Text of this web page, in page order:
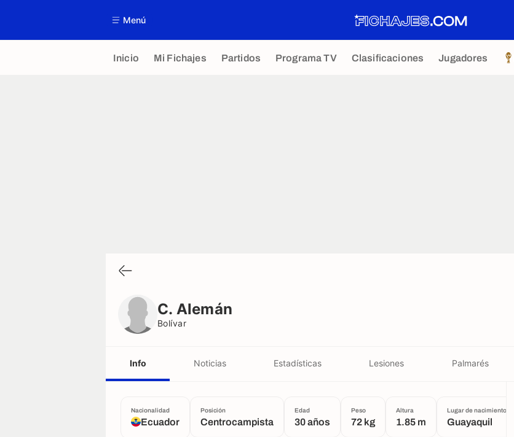
Menú
Inicio Mi Fichajes Partidos Programa TV Clasificaciones Jugadores
C. Alemán
Bolívar
Info Noticias Estadísticas Lesiones Palmarés
Nacionalidad
Ecuador
Posición
Centrocampista
Edad
30 años
Peso
72 kg
Altura
1.85 m
Lugar de nacimiento
Guayaquil